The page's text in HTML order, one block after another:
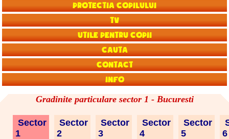
Protectia copilului
TV
Utile pentru copii
Cauta
Contact
Info
Gradinite particulare sector 1 - Bucuresti
Sector
1
Sector
2
Sector
3
Sector
4
Sector
5